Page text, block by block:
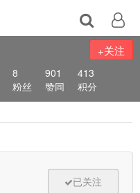
+关注
8
粉丝
901
赞同
413
积分
已关注